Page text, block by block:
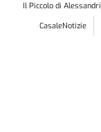
Il Piccolo di
CasaleNotizie